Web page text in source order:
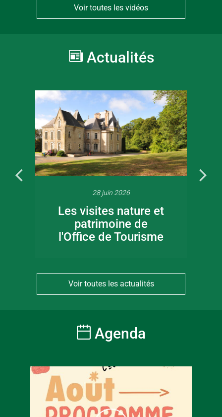
Voir toutes les vidéos
Actualités
28 juin 2026
Les visites nature et
patrimoine de
l'Office de Tourisme
Voir toutes les actualités
Agenda